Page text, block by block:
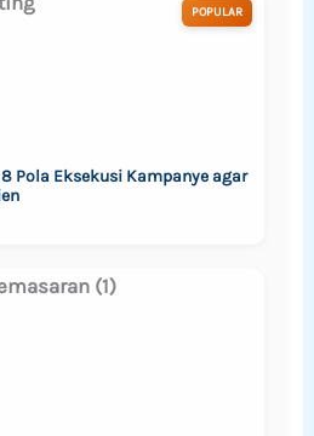
POPULAR
Pola Eksekusi Kampanye agar